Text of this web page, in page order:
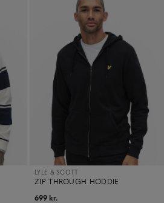
ZIP THROUGH HODDIE
LYLE & SCOTT
699 kr.